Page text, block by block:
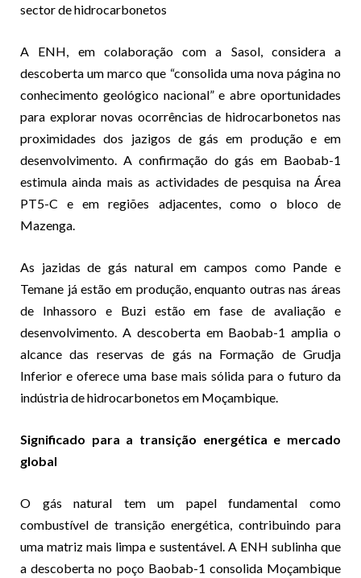
sector de hidrocarbonetos
A ENH, em colaboração com a Sasol, considera a
descoberta um marco que “consolida uma nova página no
conhecimento geológico nacional” e abre oportunidades
para explorar novas ocorrências de hidrocarbonetos nas
proximidades dos jazigos de gás em produção e em
desenvolvimento. A confirmação do gás em Baobab-1
estimula ainda mais as actividades de pesquisa na Área
PT5-C e em regiões adjacentes, como o bloco de
Mazenga.
As jazidas de gás natural em campos como Pande e
Temane já estão em produção, enquanto outras nas áreas
de Inhassoro e Buzi estão em fase de avaliação e
desenvolvimento. A descoberta em Baobab-1 amplia o
alcance das reservas de gás na Formação de Grudja
Inferior e oferece uma base mais sólida para o futuro da
indústria de hidrocarbonetos em Moçambique.
Significado para a transição energética e mercado
global
O gás natural tem um papel fundamental como
combustível de transição energética, contribuindo para
uma matriz mais limpa e sustentável. A ENH sublinha que
a descoberta no poço Baobab-1 consolida Moçambique